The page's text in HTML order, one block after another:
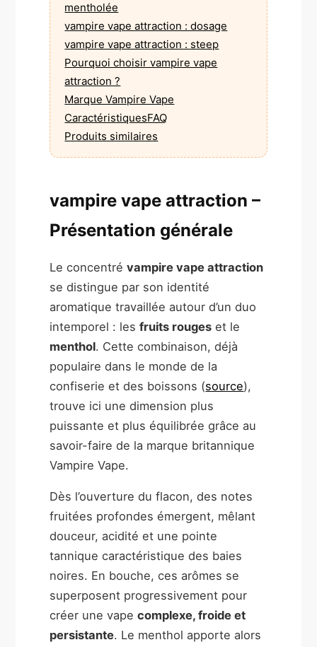
mentholée
vampire vape attraction : dosage
vampire vape attraction : steep
Pourquoi choisir vampire vape
attraction ?
Marque Vampire Vape
CaractéristiquesFAQ
Produits similaires
vampire vape attraction –
Présentation générale
Le concentrévampire vape attraction
se distingue par son identité
aromatique travaillée autour d’un duo
intemporel : lesfruits rouges et le
menthol. Cette combinaison, déjà
populaire dans le monde de la
confiserie et des boissons (source),
trouve ici une dimension plus
puissante et plus équilibrée grâce au
savoir-faire de la marque britannique
Vampire Vape.
Dès l’ouverture du flacon, des notes
fruitées profondes émergent, mêlant
douceur, acidité et une pointe
tannique caractéristique des baies
noires. En bouche, ces arômes se
superposent progressivement pour
créer une vapecomplexe, froide et
persistante. Le menthol apporte alors